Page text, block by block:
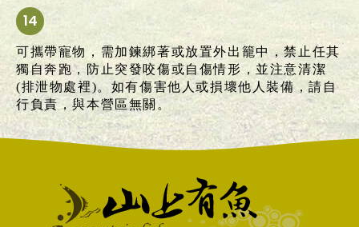
可攜帶寵物，需加鍊綁著或放置外出籠中，禁止任其
獨自奔跑，防止突發咬傷或自傷情形，並注意清潔
(排泄物處裡)。如有傷害他人或損壞他人裝備，請自
行負責，與本營區無關。